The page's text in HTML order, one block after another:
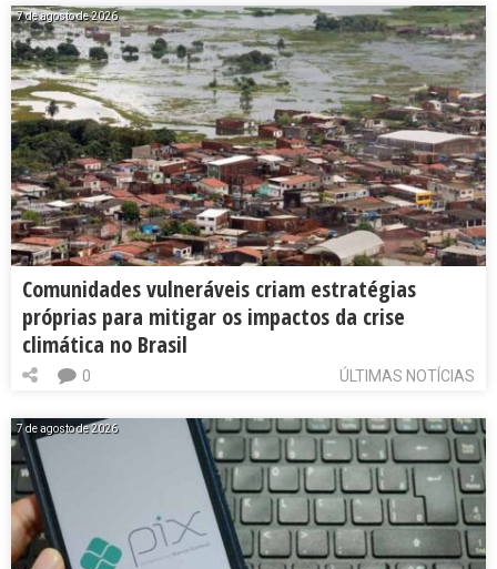
7 de agosto de 2026
Comunidades vulneráveis criam estratégias
próprias para mitigar os impactos da crise
climática no Brasil
ÚLTIMAS NOTÍCIAS
0
7 de agosto de 2026